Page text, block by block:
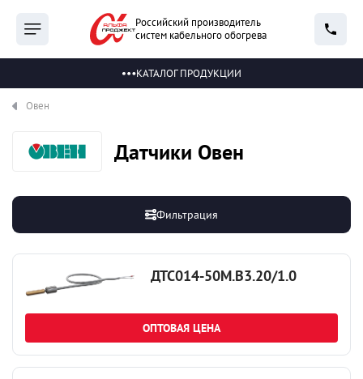
Российский производитель
систем кабельного обогрева
КАТАЛОГ ПРОДУКЦИИ
Овен
Датчики Овен
Фильтрация
ДТС014-50М.В3.20/1.0
ОПТОВАЯ ЦЕНА